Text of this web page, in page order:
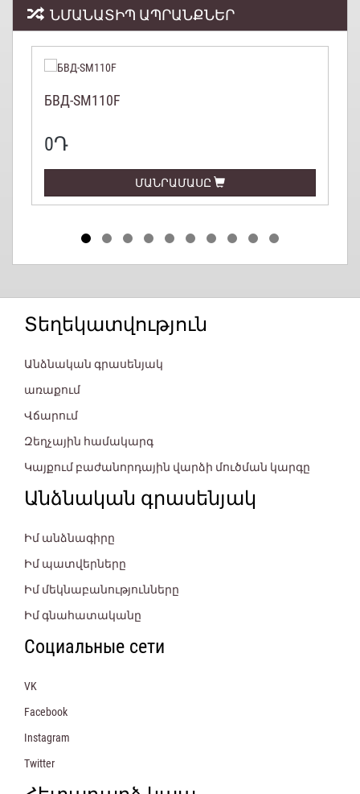
ՆՄԱՆԱՏԻՊ ԱՊՐԱՆՔՆԵՐ
БВД-SM110F
0Դ
ՄԱՆՐԱՄԱՍԸ
Տեղեկատվություն
Անձնական գրասենյակ
առաքում
Վճարում
Զեղչային համակարգ
Կայքում բաժանորդային վարձի մուծման կարգը
Անձնական գրասենյակ
Իմ անձնագիրը
Իմ պատվերները
Իմ մեկնաբանությունները
Իմ գնահատականը
Социальные сети
VK
Facebook
Instagram
Twitter